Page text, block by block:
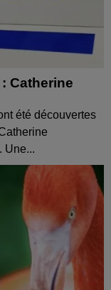
Catherine
été découvertes
Une...